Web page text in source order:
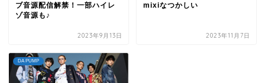
ブ音源配信解禁！一部ハイレ
ゾ音源も♪
2023年9月13日
mixiなつかしい
2023年11月7日
DA PUMP